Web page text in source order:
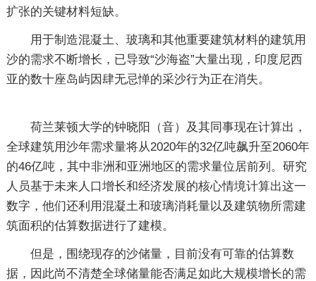
扩张的关键材料短缺。
用于制造混凝土、玻璃和其他重要建筑材料的建筑用
沙的需求不断增长，已导致“沙海盗”大量出现，印度尼西
亚的数十座岛屿因肆无忌惮的采沙行为正在消失。
荷兰莱顿大学的钟晓阳（音）及其同事现在计算出，
全球建筑用沙年需求量将从2020年的32亿吨飙升至2060年
的46亿吨，其中非洲和亚洲地区的需求量位居前列。研究
人员基于未来人口增长和经济发展的核心情境计算出这一
数字，他们还利用混凝土和玻璃消耗量以及建筑物所需建
筑面积的估算数据进行了建模。
但是，围绕现存的沙储量，目前没有可靠的估算数
据，因此尚不清楚全球储量能否满足如此大规模增长的需